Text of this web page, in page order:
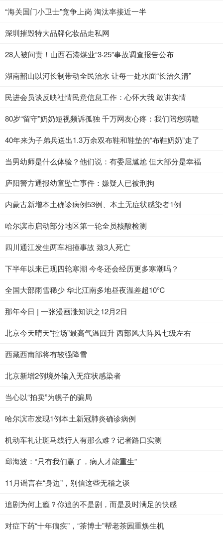
“海关国门小卫士”竞争上岗 淘汰率接近一半
深圳摧毁特大品牌化妆品走私网
28人被问责！山西石港煤业“3·25”事故调查报告公布
湖南韶山以河长制带动全民治水 让每一处水面“长治久清”
民进会员谈反映社情民意信息工作：心怀大我 敢讲实情
80岁“留守”奶奶短视频诉孤独 千万网友心疼：我们陪您唠嗑
40年来为子弟兵送出1.3万余双布鞋和鞋垫的“布鞋奶奶”走了
当男幼师是什么体验？他们说：有委屈尴尬 但大部分是幸福
庐阳警方通报幼童坠亡事件：嫌疑人已被刑拘
内蒙古新增本土确诊病例53例、本土无症状感染者1例
哈尔滨市启动部分地区第一轮全员核酸检测
四川通江发生两车相撞事故 致3人死亡
下半年以来已现四轮寒潮 今冬还会经历更多寒潮吗？
全国大部雨雪稀少 华北江南多地昼夜温差超10℃
那年今日 | 一张漫画涨知识之12月2日
北京今天晴天“控场”最高气温回升 西部风大阵风七级左右
西藏西南部将有较强降雪
北京新增2例境外输入无症状感染者
当心以“拍卖”为幌子的骗局
哈尔滨市发现1例本土新冠肺炎确诊病例
机动车礼让斑马线行人有那么难？记者路口实测
邱海波：“只有我们赢了，病人才能重生”
11月谣言在“身边”，别信这些无稽之谈
追剧为何上瘾？你追的不是剧，而是及时满足的快感
对症下药“十年痼疾”，“茶博士”帮老茶园重焕生机